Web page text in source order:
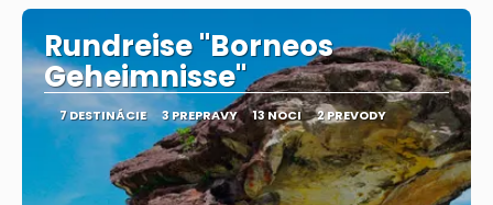
Rundreise "Borneos
Geheimnisse"
7 DESTINÁCIE 3 PREPRAVY 13 NOCI 2 PREVODY